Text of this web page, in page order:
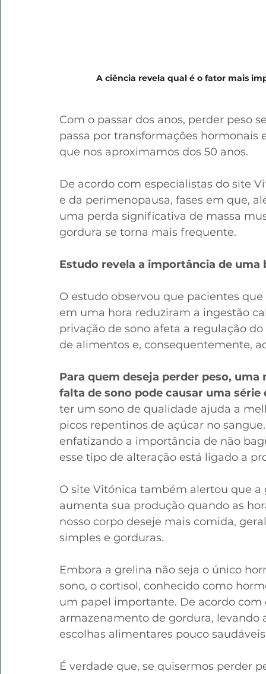
A ciência revela qual é o fator mais
Com o passar dos anos, perder peso
passa por transformações
que nos aproximamos dos 50 anos.
De acordo com especialistas do site
e da perimenopausa, fases em que,
uma perda significativa de massa
gordura se torna mais frequente.
Estudo revela a importância de uma
O estudo observou que pacientes
em uma hora reduziram a ingestão
privação de sono afeta a regulação
de alimentos e, consequentemente,
Para quem deseja perder peso,
falta de sono pode causar uma
ter um sono de qualidade ajuda a
picos repentinos de açúcar no
enfatizando a importância de não
esse tipo de alteração está ligado a
O site Vitónica também alertou que
aumenta sua produção quando as
nosso corpo deseje mais comida,
simples e gorduras.
Embora a grelina não seja o único
sono, o cortisol, conhecido como
um papel importante. De acordo
armazenamento de gordura, levando
escolhas alimentares pouco saudáveis
É verdade que, se quisermos perder